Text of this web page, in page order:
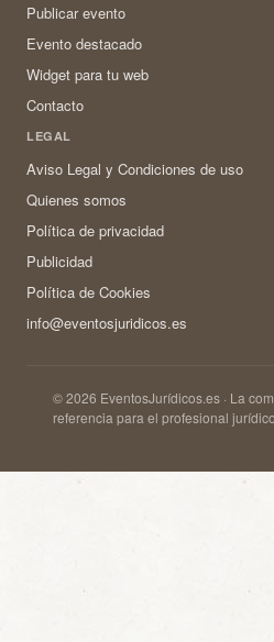
Publicar evento
Evento destacado
Widget para tu web
Contacto
LEGAL
Aviso Legal y Condiciones de uso
Quienes somos
Política de privacidad
Publicidad
Política de Cookies
info@eventosjuridicos.es
© 2026 EventosJurídicos.es · La
referencia para el profesional